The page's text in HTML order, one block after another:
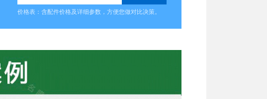
价格表：含配件价格及详细参数，方便您做对比决策。